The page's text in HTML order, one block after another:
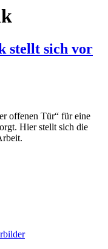
stellt sich vor
offenen Tür“ für eine
Hier stellt sich die